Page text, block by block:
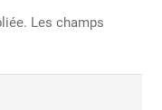
Les champs